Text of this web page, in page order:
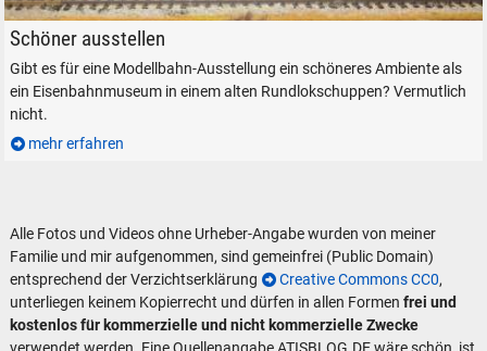
Modellbahn Wochenende im Lokschuppen der Lokwelt Freilassing
Schöner ausstellen
Gibt es für eine Modellbahn-Ausstellung ein schöneres Ambiente als
ein Eisenbahnmuseum in einem alten Rundlokschuppen? Vermutlich
nicht.
mehr erfahren
Alle Fotos und Videos ohne Urheber-Angabe wurden von meiner
Familie und mir aufgenommen, sind gemeinfrei (Public Domain)
entsprechend der Verzichtserklärung
Creative Commons CC0,
unterliegen keinem Kopierrecht und dürfen in allen Formen frei und
kostenlos für kommerzielle und nicht kommerzielle Zwecke